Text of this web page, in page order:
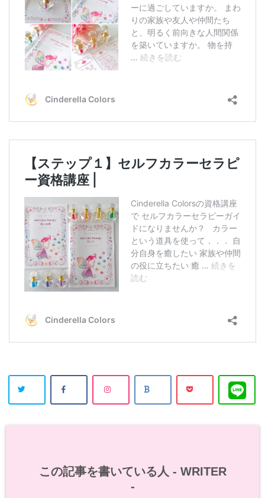
この記事を書いている人 - WRITER
-